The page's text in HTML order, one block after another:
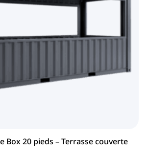
Box 20 pieds – Terrasse couverte